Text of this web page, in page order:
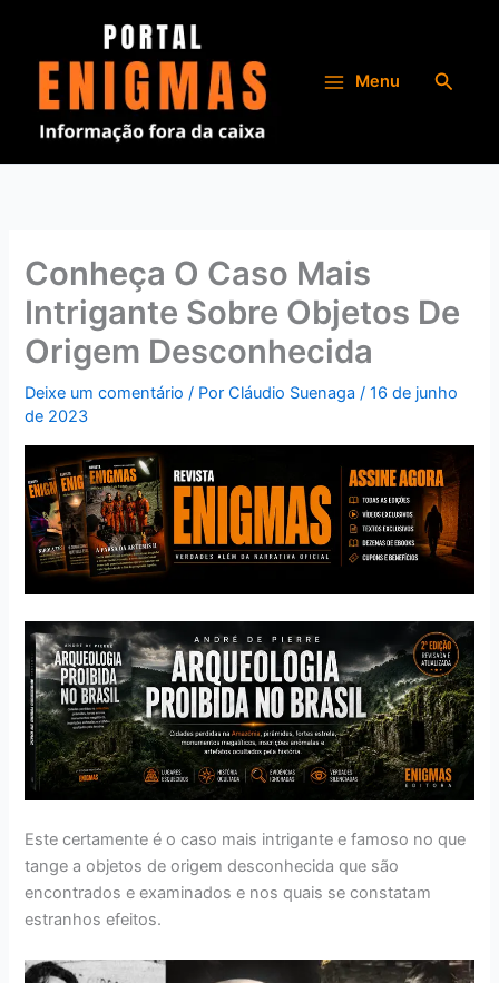
conteúdo
Menu
Conheça O Caso Mais
Intrigante Sobre Objetos De
Origem Desconhecida
Deixe um comentário / PorCláudio Suenaga/16 de junho
de 2023
Este certamente é o caso mais intrigante e famoso no que
tange a objetos de origem desconhecida que são
encontrados e examinados e nos quais se constatam
estranhos efeitos.